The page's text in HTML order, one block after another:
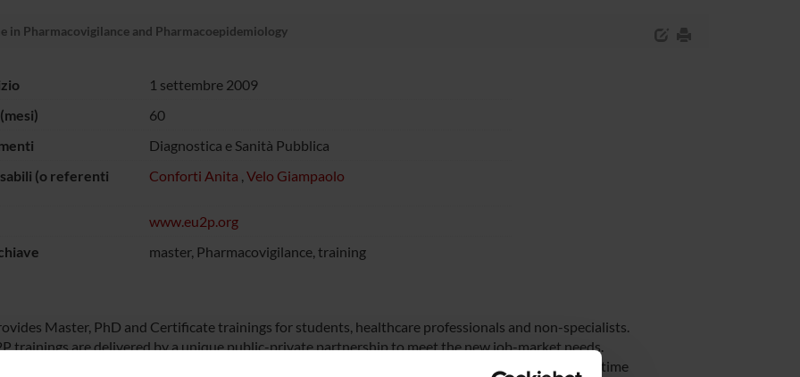
in Pharmacovigilance and Pharmacoepidemiology
1 settembre 2009
60
Diagnostica e Sanità Pubblica
(o referenti
Conforti Anita , Velo Giampaolo
www.eu2p.org
master, Pharmacovigilance, training
Master, PhD and Certificate trainings for students, healthcare professionals and non-specialists.
trainings are delivered by a unique public-private partnership to meet the new job-market needs.
are delivered in English and extensively use interactive web technologies to comply with different time